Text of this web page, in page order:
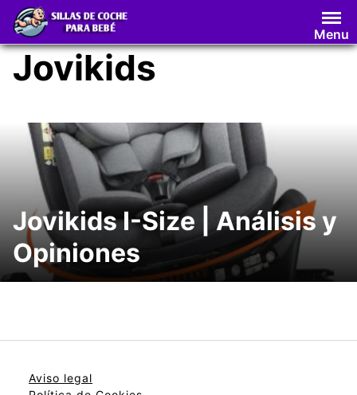
Saltar
contenido
Menu
Jovikids
Jovikids I-Size | Análisis y
Opiniones
Aviso legal